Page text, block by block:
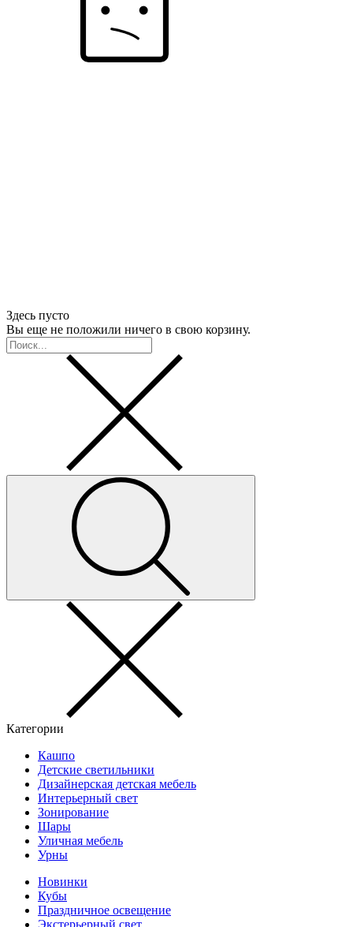
Здесь пусто
Вы еще не положили ничего в свою корзину.
Категории
Кашпо
Детские светильники
Дизайнерская детская мебель
Интерьерный свет
Зонирование
Шары
Уличная мебель
Урны
Новинки
Кубы
Праздничное освещение
Экстерьерный свет